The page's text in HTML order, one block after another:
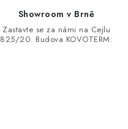
Showroom v Brně
Zastavte se za námi na Cejlu
825/20. Budova KOVOTERM.